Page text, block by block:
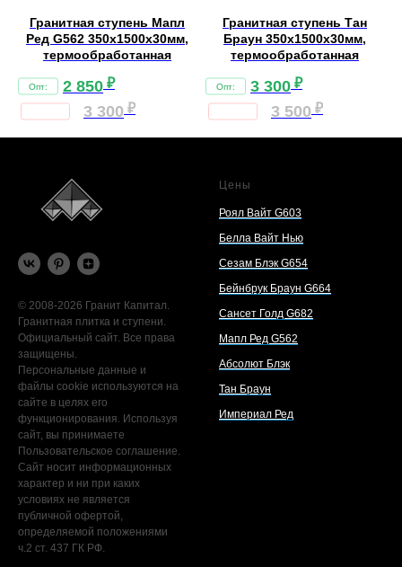
Гранитная ступень Мапл
Ред G562 350х1500х30мм,
термообработанная
2 850 ₽
3 300 ₽
Гранитная ступень Тан
Браун 350х1500х30мм,
термообработанная
3 300 ₽
3 500 ₽
© 2008-2026 Гранит Капитал.
Гранитная плитка и ступени.
Официальный сайт. Все права
защищены.
Персональные данные и
файлы cookie используются на
сайте в целях его
функционирования. Используя
сайт, вы принимаете
Пользовательское соглашение.
Сайт носит информационных
характер и ни при каких
условиях не является
публичной офертой,
определяемой положениями
ч.2 ст. 437 ГК РФ.
Цены
Роял Вайт G603
Белла Вайт Нью
Сезам Блэк G654
Бейнбрук Браун G664
Сансет Голд G682
Мапл Ред G562
Абсолют Блэк
Тан Браун
Империал Ред